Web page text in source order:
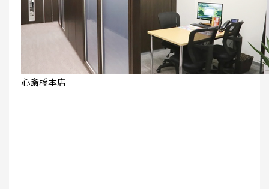
心斎橋本店